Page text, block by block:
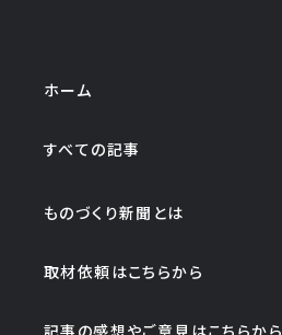
ホーム
すべての記事
ものづくり新聞とは
取材依頼はこちらから
記事の感想やご意見はこちらから